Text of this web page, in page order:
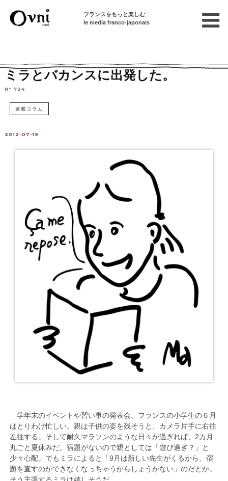
フランスをもっと楽しむ
le media franco-japonais
ミラとバカンスに出発した。
N° 724
連載コラム
2012-07-19
学年末のイベントや習い事の発表会。フランスの小学生の６月
はとりわけ忙しい。親は子供の姿を残そうと、カメラ片手に右往
左往する。そして耐久マラソンのような日々が過ぎれば、2カ月
丸ごと夏休みだ。宿題がないので親としては「遊び過ぎ？」と
少々心配。でもミラによると「9月は新しい先生がくるから、宿
題を直すのができなくなっちゃうからしょうがない」のだとか。